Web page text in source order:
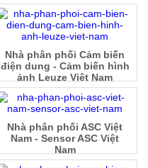
Nhà phân phối Cảm biến
điện dung - Cảm biến hình
ảnh Leuze Việt Nam
Nhà phân phối ASC Việt
Nam - Sensor ASC Việt
Nam